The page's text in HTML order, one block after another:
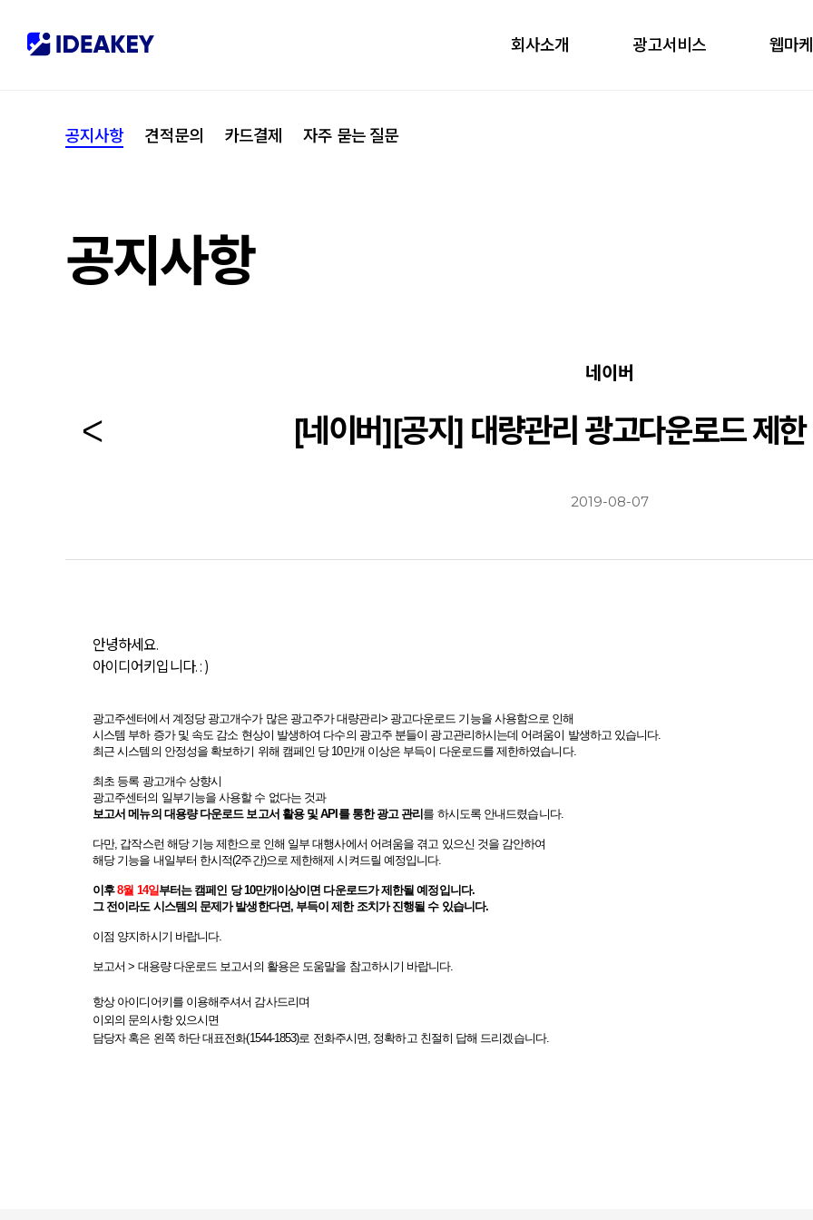
회사소개 광고서비스 웹마
공지사항 견적문의 카드결제 자주 묻는 질문
공지사항
네이버
[네이버][공지] 대량관리 광고다운로드 제한
2019-08-07
안녕하세요.
아이디어키입니다. : )
광고주센터에서 계정당 광고개수가 많은 광고주가 대량관리> 광고다운로드 기능을 사용함으로 인해
시스템 부하 증가 및 속도 감소 현상이 발생하여 다수의 광고주 분들이 광고관리하시는데 어려움이 발생하고 있습니다.
최근 시스템의 안정성을 확보하기 위해 캠페인 당 10만개 이상은 부득이 다운로드를 제한하였습니다.
최초 등록 광고개수 상향시
광고주센터의 일부기능을 사용할 수 없다는 것과
보고서 메뉴의 대용량 다운로드 보고서 활용 및API를 통한 광고 관리 를 하시도록 안내드렸습니다.
다만, 갑작스런 해당 기능 제한으로 인해 일부 대행사에서 어려움을 겪고 있으신 것을 감안하여
해당 기능을 내일부터 한시적(2주간)으로 제한해제 시켜드릴 예정입니다.
이후8월 14일부터는 캠페인 당 10만개이상이면 다운로드가 제한될 예정입니다.
그 전이라도 시스템의 문제가 발생한다면, 부득이 제한 조치가 진행될 수 있습니다.
이점 양지하시기 바랍니다.
보고서 > 대용량 다운로드 보고서의 활용은 도움말을 참고하시기 바랍니다.
항상 아이디어키를 이용해주셔서 감사드리며
이외의 문의사항 있으시면
담당자 혹은 왼쪽 하단 대표전화(1544-1853)로 전화주시면, 정확하고 친절히 답해 드리겠습니다.